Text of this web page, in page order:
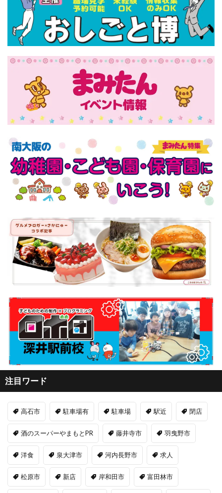
注目ワード
高石市 駐車場有 駐車場 駅近 閉店
酒のスーパーやまもとPR 藤井寺市 羽曳野市
洋食 泉大津市 河内長野市 求人
松原市 新店 岸和田市 富田林市